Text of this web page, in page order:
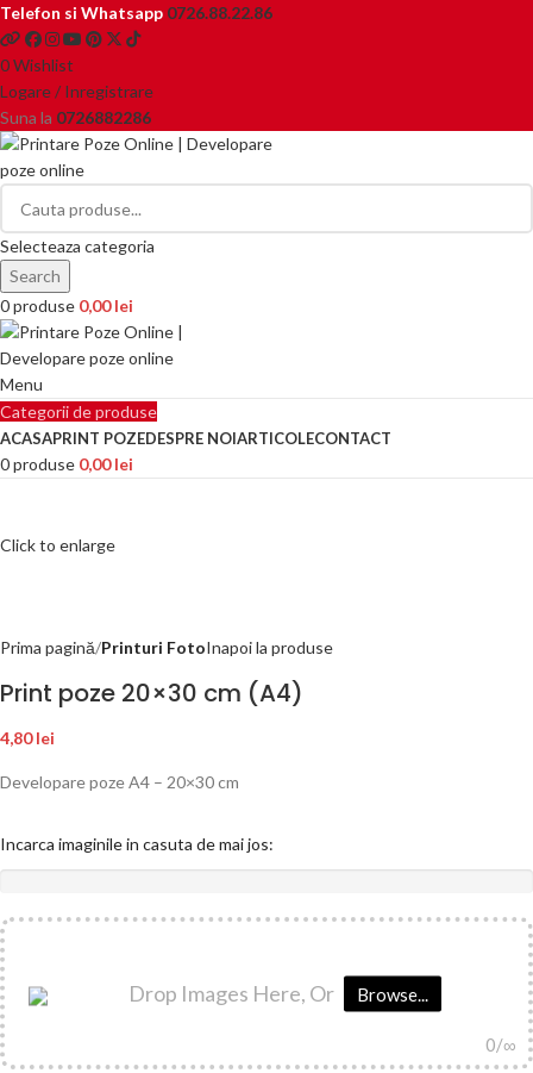
Telefon si Whatsapp 0726.88.22.86
0Wishlist
Logare / Inregistrare
Suna la 0726882286
Selecteaza categoria
Search
0produse 0,00lei
Menu
Categorii de produse
ACASAPRINT POZEDESPRE NOIARTICOLECONTACT
0produse 0,00lei
Click to enlarge
Prima pagină Printuri FotoInapoi la produse
Print poze 20×30 cm (A4)
4,80lei
Developare poze A4 – 20×30 cm
Incarca imaginile in casuta de mai jos:
Drop Images Here, Or Browse...
0/∞